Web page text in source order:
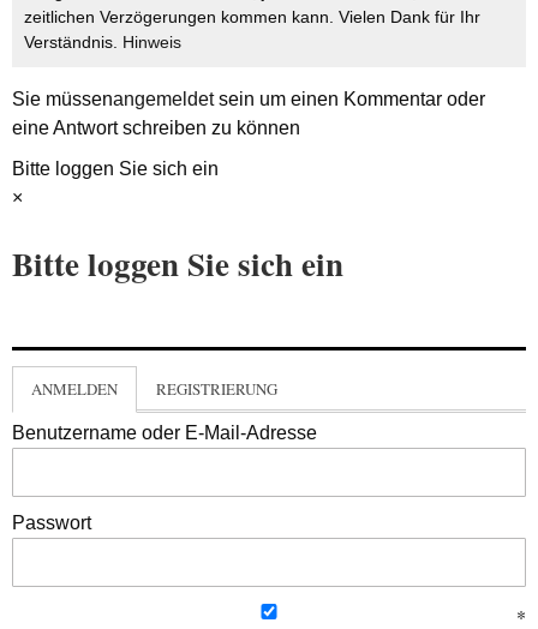
zeitlichen Verzögerungen kommen kann. Vielen Dank für Ihr
Verständnis. Hinweis
Sie müssenangemeldetsein um einen Kommentar oder
eine Antwort schreiben zu können
Bitte loggen Sie sich ein
×
Bitte loggen Sie sich ein
ANMELDEN REGISTRIERUNG
Benutzername oder E-Mail-Adresse
Passwort